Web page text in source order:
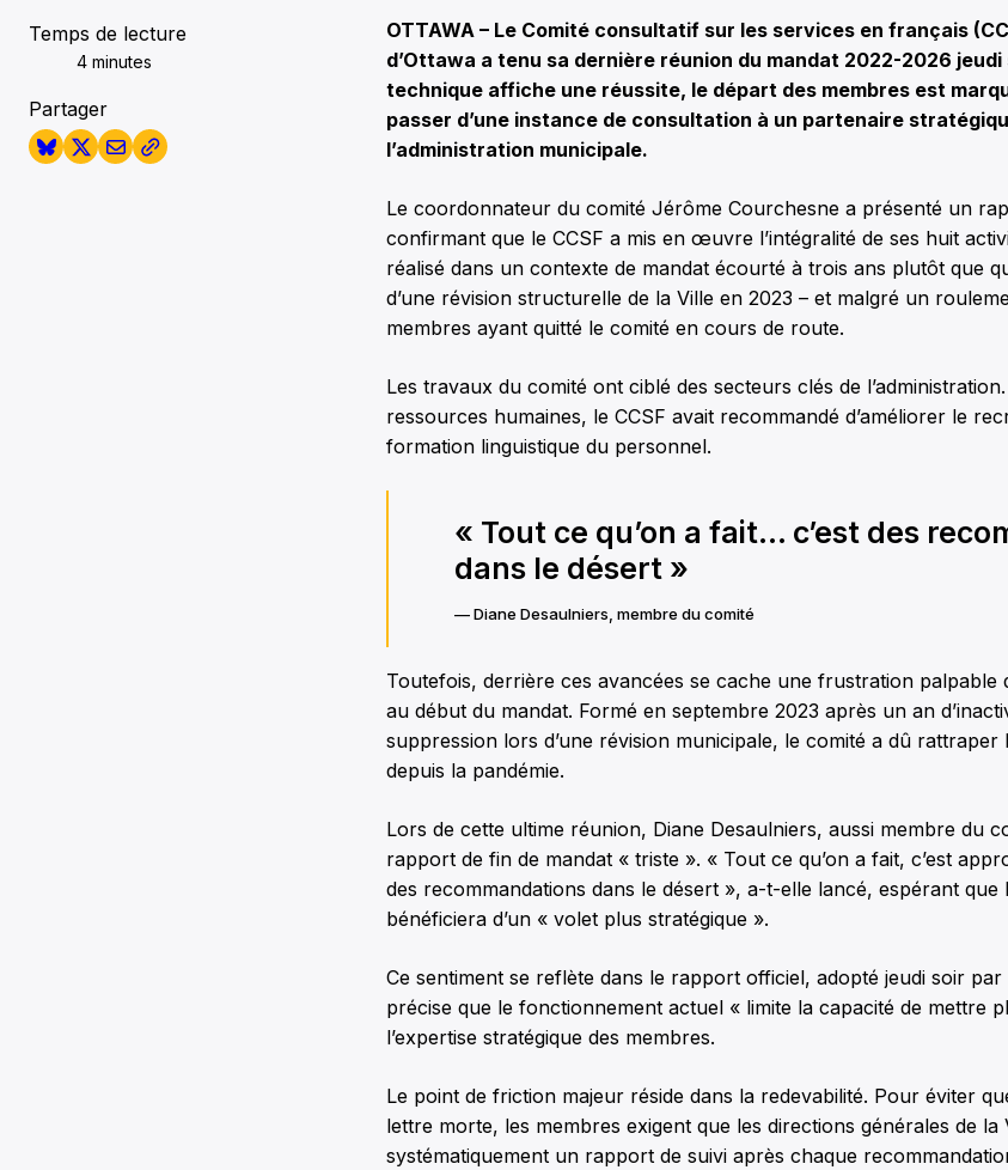
Temps de lecture
4 minutes
Partager
OTTAWA – Le Comité consultatif sur les services en français
d’Ottawa a tenu sa dernière réunion du mandat 2022-2026 jeudi
technique affiche une réussite, le départ des membres est
passer d’une instance de consultation à un partenaire
l’administration municipale.
Le coordonnateur du comité Jérôme Courchesne a présenté un
confirmant que le CCSF a mis en œuvre l’intégralité de ses huit
réalisé dans un contexte de mandat écourté à trois ans plutôt que
d’une révision structurelle de la Ville en 2023 – et malgré un
membres ayant quitté le comité en cours de route.
Les travaux du comité ont ciblé des secteurs clés de
ressources humaines, le CCSF avait recommandé d’améliorer le
formation linguistique du personnel.
« Tout ce qu’on a fait… c’est des
dans le désert »
— Diane Desaulniers, membre du comité
Toutefois, derrière ces avancées se cache une frustration palpable
au début du mandat. Formé en septembre 2023 après un an
suppression lors d’une révision municipale, le comité a dû
depuis la pandémie.
Lors de cette ultime réunion, Diane Desaulniers, aussi membre du
rapport de fin de mandat « triste ». « Tout ce qu’on a fait, c’est
des recommandations dans le désert », a-t-elle lancé, espérant
bénéficiera d’un « volet plus stratégique ».
Ce sentiment se reflète dans le rapport officiel, adopté jeudi soir
précise que le fonctionnement actuel « limite la capacité de mettre
l’expertise stratégique des membres.
Le point de friction majeur réside dans la redevabilité. Pour éviter
lettre morte, les membres exigent que les directions générales de la
systématiquement un rapport de suivi après chaque